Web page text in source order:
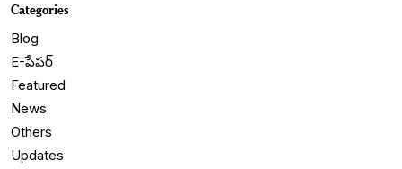
Categories
Blog
E-పేపర్
Featured
News
Others
Updates